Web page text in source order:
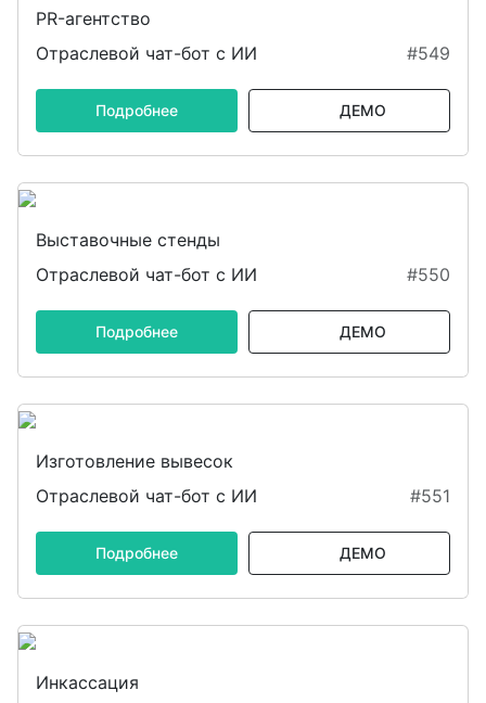
PR-агентство
Отраслевой чат-бот с ИИ
#549
Подробнее ДЕМО
Выставочные стенды
Отраслевой чат-бот с ИИ
#550
Подробнее ДЕМО
Изготовление вывесок
Отраслевой чат-бот с ИИ
#551
Подробнее ДЕМО
Инкассация